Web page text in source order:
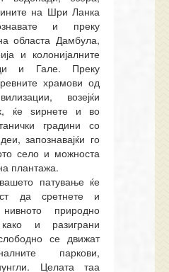
на Шри Ланка
и преку
областа Дамбула,
и колонијалните
и Гале. Преку
храмови од
возејќи
ќе ѕирнете и во
градини со
запознавајќи го
село и можноста
плантажа.
патување ќе
да сретнете и
природно
и разиграни
се движат
паркови,
Целата таа